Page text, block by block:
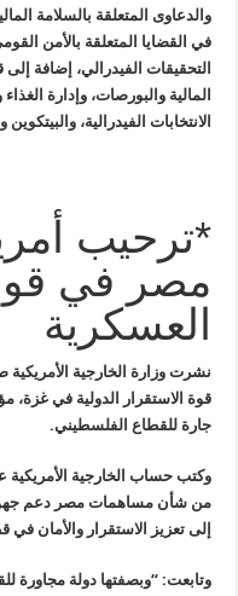
والدعاوى المتعلقة بالسلامة
في القضايا المتعلقة بالأمن
التحقيقات الفيدرالي، إضافة إلى
المالية والبورصات، وإدارة الغذاء
الانتخابات الفيدرالية، والبيتكوين
*ترحيب
مصر في
العسكرية
نشرت وزارة الخارجية
قوة الاستقرار الدولية في غزة،
جارة للقطاع الفلسطيني.
وكتب حساب الخارجية
من شأن مساهمات مصر دعم جهود
إلى تعزيز الاستقرار والأمان
وتابعت: “وبصفتها دولة مجاورة